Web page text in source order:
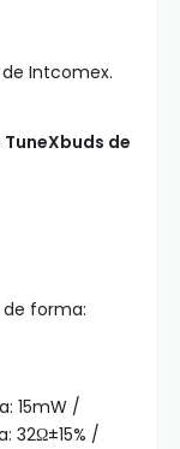
Intcomex.
de
forma:
15mW /
32Ω±15% /